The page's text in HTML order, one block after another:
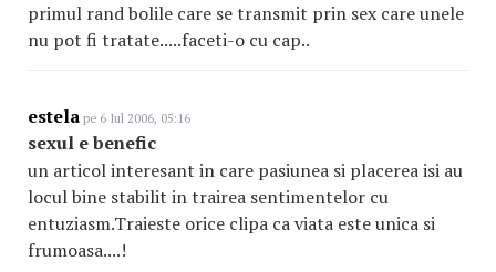
primul rand bolile care se transmit prin sex care unele
nu pot fi tratate.....faceti-o cu cap..
estela pe 6 Iul 2006, 05:16
sexul e benefic
un articol interesant in care pasiunea si placerea isi au
locul bine stabilit in trairea sentimentelor cu
entuziasm.Traieste orice clipa ca viata este unica si
frumoasa....!